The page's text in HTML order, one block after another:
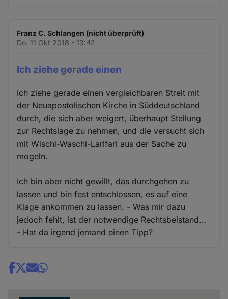
Franz C. Schlangen (nicht überprüft)
Do. 11 Okt 2018 - 13:42
Ich ziehe gerade einen
Ich ziehe gerade einen vergleichbaren Streit mit
der Neuapostolischen Kirche in Süddeutschland
durch, die sich aber weigert, überhaupt Stellung
zur Rechtslage zu nehmen, und die versucht sich
mit Wischi-Waschi-Larifari aus der Sache zu
mogeln.
Ich bin aber nicht gewillt, das durchgehen zu
lassen und bin fest entschlossen, es auf eine
Klage ankommen zu lassen. - Was mir dazu
jedoch fehlt, ist der notwendige Rechtsbeistand...
- Hat da irgend jemand einen Tipp?
Share